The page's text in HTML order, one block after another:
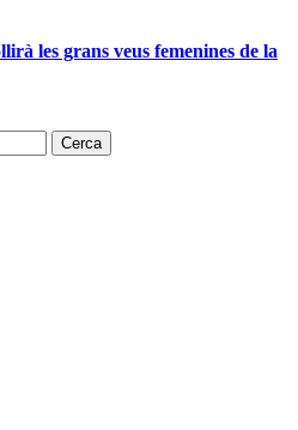
les grans veus femenines de la